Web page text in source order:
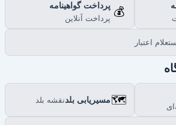
💰 پرداخت گواهینامه
پرداخت آنلاین
اعتبار
🗺️مسیریابی بلدنقشه بلد